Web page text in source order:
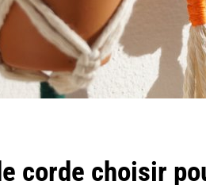
corde choisir